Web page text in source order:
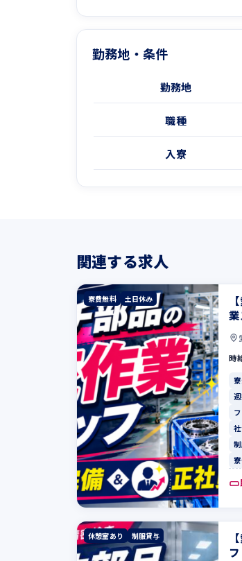
勤務地・条件
勤務地
職種
入寮
関連する求人
寮費無料 土日休み
時
休憩室あり 制服貸与